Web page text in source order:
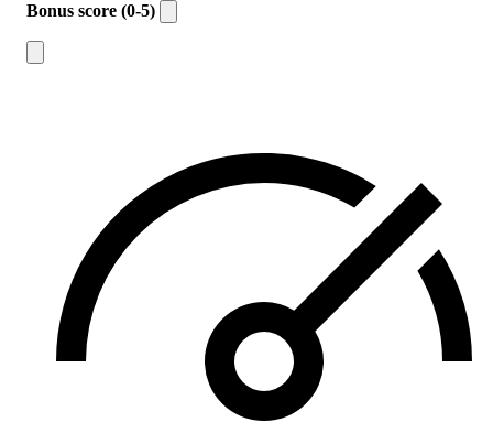
Bonus score (0-5)